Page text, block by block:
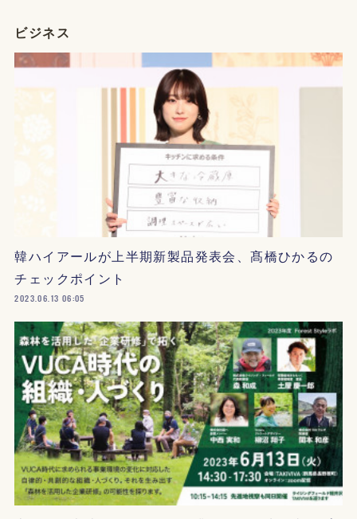
ビジネス
韓ハイアールが上半期新製品発表会、髙橋ひかるの
チェックポイント
2023.06.13 06:05